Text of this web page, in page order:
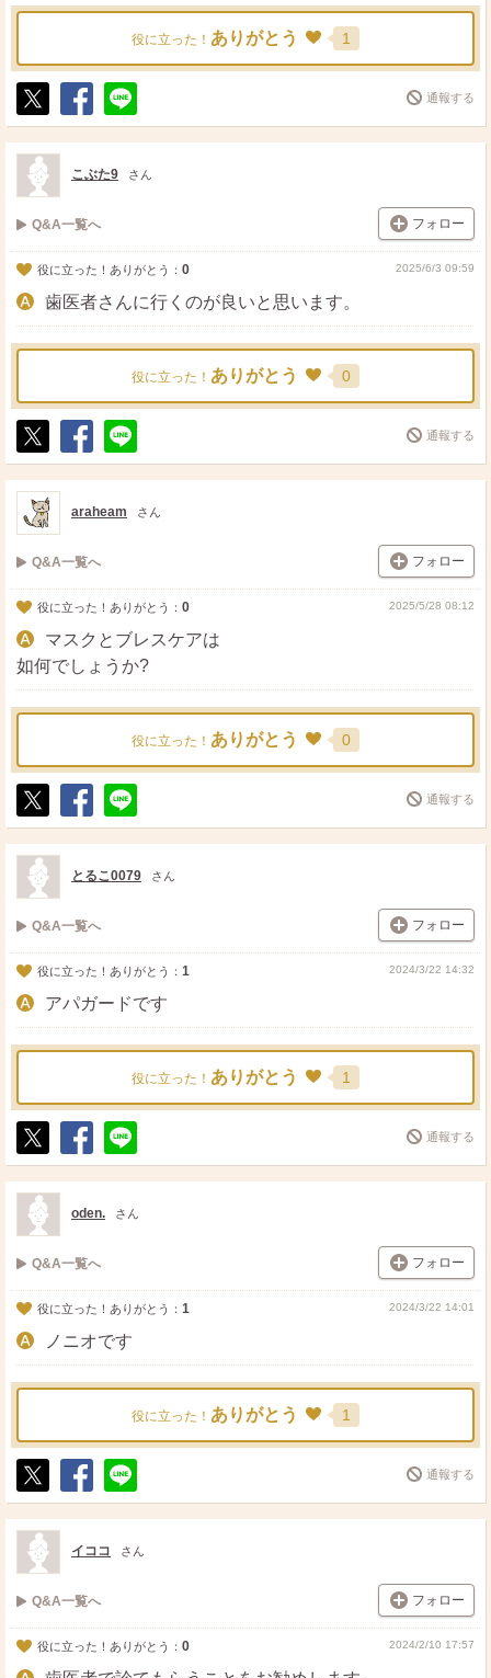
役に立った！ ありがとう 1
ポ
ス
ト
シ
ェ
送
る
通報する
こぶた9 さん
Q&A一覧へ フォロー
役に立った！ありがとう： 0 2025/6/3 09:59
歯医者さんに行くのが良いと思います。
役に立った！ ありがとう 0
ポ
ス
ト
シ
ェ
送
る
通報する
araheam さん
Q&A一覧へ フォロー
役に立った！ありがとう： 0 2025/5/28 08:12
マスクとブレスケアは
如何でしょうか?
役に立った！ ありがとう 0
ポ
ス
ト
シ
ェ
送
る
通報する
とるこ0079 さん
Q&A一覧へ フォロー
役に立った！ありがとう： 1 2024/3/22 14:32
アパガードです
役に立った！ ありがとう 1
ポ
ス
ト
シ
ェ
送
る
通報する
oden. さん
Q&A一覧へ フォロー
役に立った！ありがとう： 1 2024/3/22 14:01
ノニオです
役に立った！ ありがとう 1
ポ
ス
ト
シ
ェ
送
る
通報する
イココ さん
Q&A一覧へ フォロー
役に立った！ありがとう： 0 2024/2/10 17:57